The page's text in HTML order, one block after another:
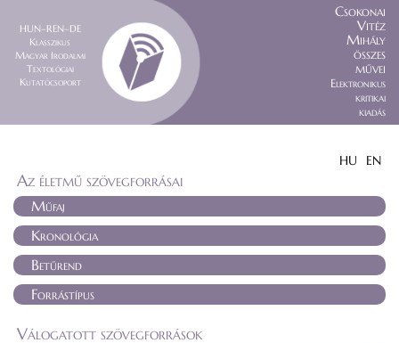
HUN–REN–DE
Klasszikus
Magyar Irodalmi
Textológiai
Kutatócsoport
Csokonai
Vitéz
Mihály
összes
művei
Elektronikus
kritikai
kiadás
HU EN
Az életmű szövegforrásai
Műfaj
Kronológia
Betűrend
Forrástípus
Válogatott szövegforrások